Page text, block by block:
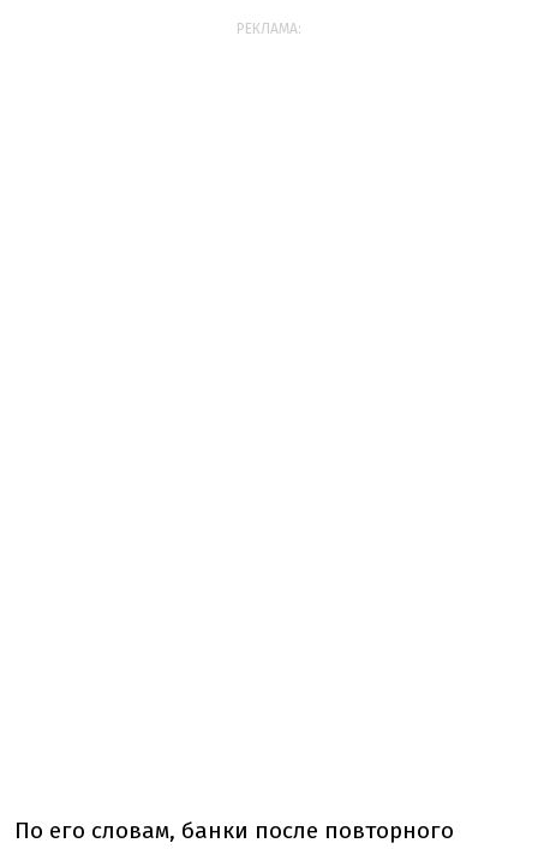
РЕКЛАМА:
По его словам, банки после повторного